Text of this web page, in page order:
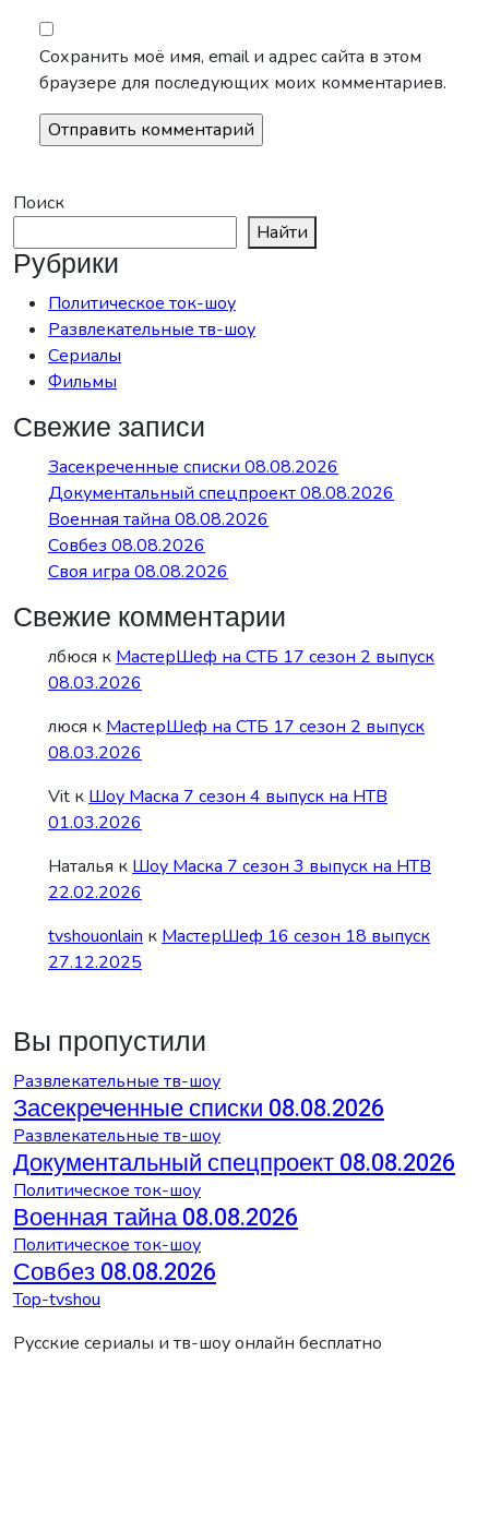
Сохранить моё имя, email и адрес сайта в этом
браузере для последующих моих комментариев.
Поиск
Найти
Рубрики
Политическое ток-шоу
Развлекательные тв-шоу
Сериалы
Фильмы
Свежие записи
Засекреченные списки 08.08.2026
Документальный спецпроект 08.08.2026
Военная тайна 08.08.2026
Совбез 08.08.2026
Своя игра 08.08.2026
Свежие комментарии
лбюся к МастерШеф на СТБ 17 сезон 2 выпуск
08.03.2026
люся к МастерШеф на СТБ 17 сезон 2 выпуск
08.03.2026
Vit к Шоу Маска 7 сезон 4 выпуск на НТВ
01.03.2026
Наталья к Шоу Маска 7 сезон 3 выпуск на НТВ
22.02.2026
tvshouonlain к МастерШеф 16 сезон 18 выпуск
27.12.2025
Вы пропустили
Развлекательные тв-шоу
Засекреченные списки 08.08.2026
Развлекательные тв-шоу
Документальный спецпроект 08.08.2026
Политическое ток-шоу
Военная тайна 08.08.2026
Политическое ток-шоу
Совбез 08.08.2026
Top-tvshou
Русские сериалы и тв-шоу онлайн бесплатно